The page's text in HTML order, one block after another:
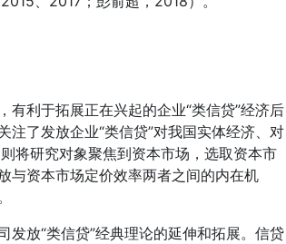
有利于拓展正在兴起的企业“类信贷”经济后
注了发放企业“类信贷”对我国实体经济、对
将研究对象聚焦到资本市场，选取资本市
资本市场定价效率两者之间的内在机
发放“类信贷”经典理论的延伸和拓展。信贷